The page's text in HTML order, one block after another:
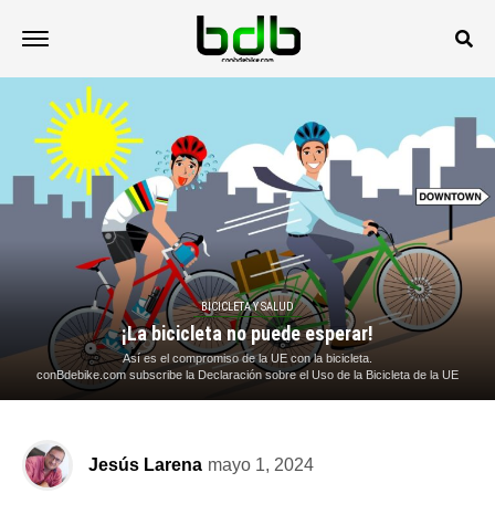
BICICLETA Y SALUD
¡La bicicleta no puede esperar!
Así es el compromiso de la UE con la bicicleta.
conBdebike.com subscribe la Declaración sobre el Uso de la Bicicleta de la UE
Jesús Larena mayo 1, 2024